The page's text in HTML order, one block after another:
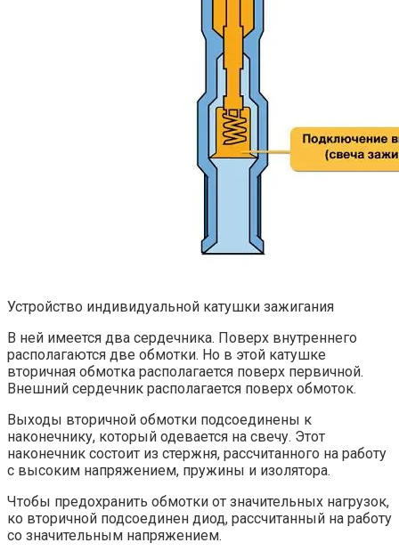
Устройство индивидуальной катушки зажигания
В ней имеется два сердечника. Поверх внутреннего
располагаются две обмотки. Но в этой катушке
вторичная обмотка располагается поверх первичной.
Внешний сердечник располагается поверх обмоток.
Выходы вторичной обмотки подсоединены к
наконечнику, который одевается на свечу. Этот
наконечник состоит из стержня, рассчитанного на работу
с высоким напряжением, пружины и изолятора.
Чтобы предохранить обмотки от значительных нагрузок,
ко вторичной подсоединен диод, рассчитанный на работу
со значительным напряжением.